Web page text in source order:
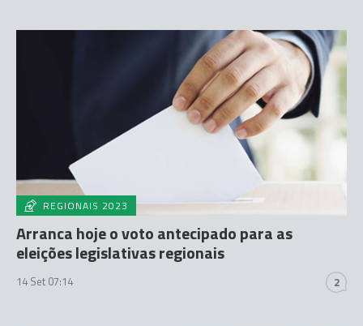
REGIONAIS 2023
Arranca hoje o voto antecipado para as
eleições legislativas regionais
14 Set 07:14 2